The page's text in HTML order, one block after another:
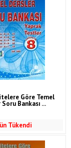
Göre Temel
Bankası ...
Tükendi